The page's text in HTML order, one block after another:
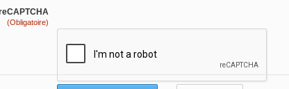
(Obligatoire)